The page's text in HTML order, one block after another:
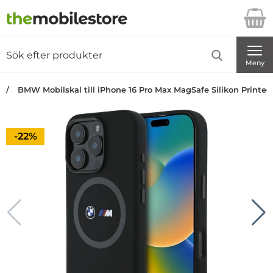
Startsidan för Danira Telecom AB
Meny
BMW Mobilskal till iPhone 16 Pro Max MagSafe Silikon
Priset är nedsatt med
-22%